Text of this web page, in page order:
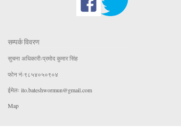
सम्पर्क विवरण
सुचना अधिकारीःप्रमोद कुमार सिंह
फोन नंः९८५४०५०९०४
ईमेलः ito.bateshwormun@gmail.com
Map